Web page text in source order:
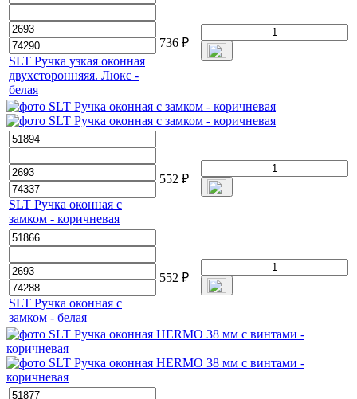
SLT Ручка узкая оконная
двухсторонняяя. Люкс -
белая
736 ₽
SLT Ручка оконная с
замком - коричневая
552 ₽
SLT Ручка оконная с
замком - белая
552 ₽